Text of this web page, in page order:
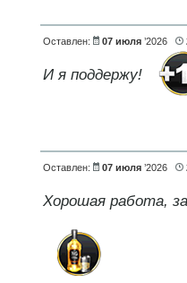
Оставлен: 07 июля’2026
И я поддержу!
Оставлен: 07 июля’2026
Хорошая работа,